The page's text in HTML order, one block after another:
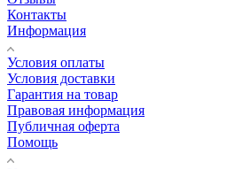
Контакты
Информация
Условия оплаты
Условия доставки
Гарантия на товар
Правовая информация
Публичная оферта
Помощь